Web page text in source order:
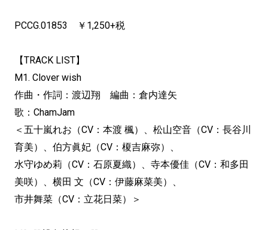
PCCG.01853 ￥1,250+税
【TRACK LIST】
M1. Clover wish
作曲・作詞：渡辺翔 編曲：倉内達矢
歌：ChamJam
＜五十嵐れお（CV：本渡 楓）、松山空音（CV：長谷川
育美）、伯方眞妃（CV：榎吉麻弥）、
水守ゆめ莉（CV：石原夏織）、寺本優佳（CV：和多田
美咲）、横田 文（CV：伊藤麻菜美）、
市井舞菜（CV：立花日菜）＞